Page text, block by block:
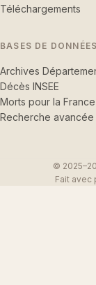
Téléchargements
BASES DE DONNÉES
Archives
Décès INSEE
Morts pour la France
Recherche avancée
©
Fait avec